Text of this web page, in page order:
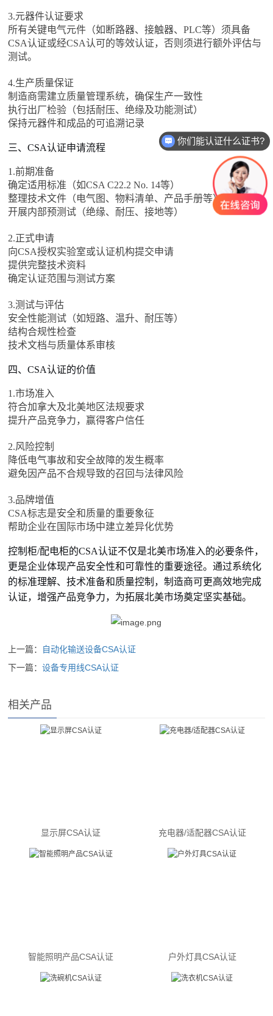
3.元器件认证要求
所有关键电气元件（如断路器、接触器、PLC等）须具备
CSA认证或经CSA认可的等效认证，否则须进行额外评估与
测试。
4.生产质量保证
制造商需建立质量管理系统，确保生产一致性
执行出厂检验（包括耐压、绝缘及功能测试）
保持元器件和成品的可追溯记录
三、CSA认证申请流程
1.前期准备
确定适用标准（如CSA C22.2 No. 14等）
整理技术文件（电气图、物料清单、产品手册等）
开展内部预测试（绝缘、耐压、接地等）
2.正式申请
向CSA授权实验室或认证机构提交申请
提供完整技术资料
确定认证范围与测试方案
3.测试与评估
安全性能测试（如短路、温升、耐压等）
结构合规性检查
技术文档与质量体系审核
四、CSA认证的价值
1.市场准入
符合加拿大及北美地区法规要求
提升产品竞争力，赢得客户信任
2.风险控制
降低电气事故和安全故障的发生概率
避免因产品不合规导致的召回与法律风险
3.品牌增值
CSA标志是安全和质量的重要象征
帮助企业在国际市场中建立差异化优势
控制柜/配电柜的CSA认证不仅是北美市场准入的必要条件，
更是企业体现产品安全性和可靠性的重要途径。通过系统化
的标准理解、技术准备和质量控制，制造商可更高效地完成
认证，增强产品竞争力，为拓展北美市场奠定坚实基础。
上一篇： 自动化输送设备CSA认证
下一篇：设备专用线CSA认证
相关产品
显示屏CSA认证 充电器/适配器CSA认证
智能照明产品CSA认证 户外灯具CSA认证
你们能认证什么证书?